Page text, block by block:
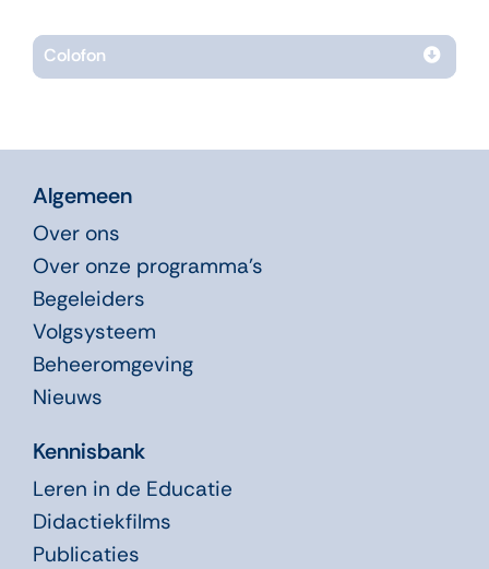
Colofon
Algemeen
Over ons
Over onze programma’s
Begeleiders
Volgsysteem
Beheeromgeving
Nieuws
Kennisbank
Leren in de Educatie
Didactiekfilms
Publicaties